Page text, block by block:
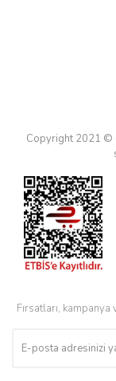
Copyright 2021 ©
Fırsatları,